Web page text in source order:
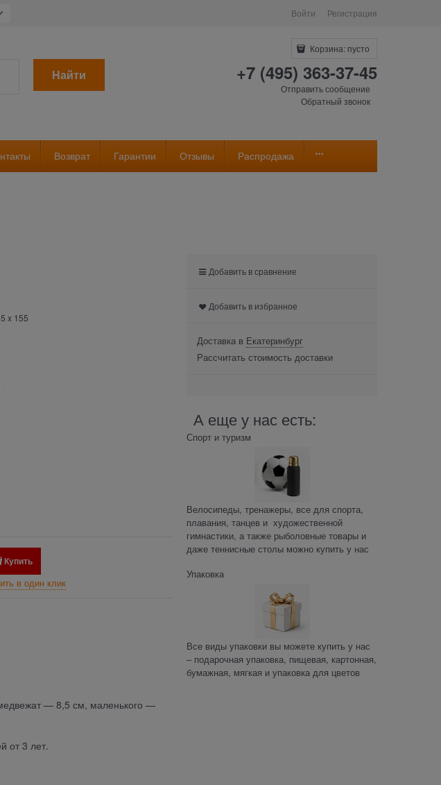
Войти Регистрация
Найти
Корзина: пусто
+7 (495) 363-37-45
Отправить сообщение
Обратный звонок
Возврат Гарантии Отзывы Распродажа
x 155
Купить
в один клик
— 8,5 см, маленького —
от 3 лет.
Добавить в сравнение
Добавить в избранное
Доставка в Екатеринбург
Рассчитать стоимость доставки
А еще у нас есть:
Спорт и туризм
Велосипеды, тренажеры, все для спорта,
плавания, танцев и художественной
гимнастики, а также рыболовные товары и
даже теннисные столы можно купить у нас
Упаковка
Все виды упаковки вы можете купить у нас
– подарочная упаковка, пищевая, картонная,
бумажная, мягкая и упаковка для цветов